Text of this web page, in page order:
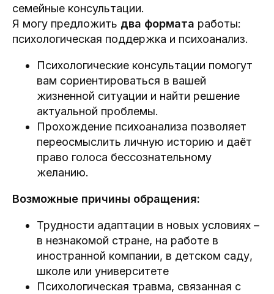
семейные консультации.
Я могу предложить два формата работы:
психологическая поддержка и психоанализ.
Психологические консультации помогут
вам сориентироваться в вашей
жизненной ситуации и найти решение
актуальной проблемы.
Прохождение психоанализа позволяет
переосмыслить личную историю и даёт
право голоса бессознательному
желанию.
Возможные причины обращения:
Трудности адаптации в новых условиях –
в незнакомой стране, на работе в
иностранной компании, в детском саду,
школе или университете
Психологическая травма, связанная с